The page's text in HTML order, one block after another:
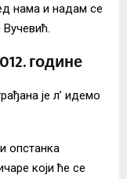
нама и надам се
године
је л’ идемо
опстанка
који ће се